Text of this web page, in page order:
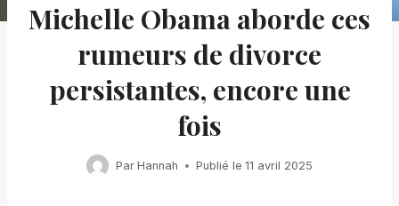
Michelle Obama aborde ces
rumeurs de divorce
persistantes, encore une
fois
Par Hannah Publié le 11 avril 2025